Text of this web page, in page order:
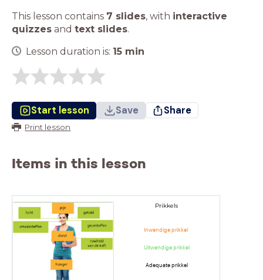
This lesson contains 7 slides, with interactive
quizzes and text slides.
Lesson duration is: 15 min
Start lesson Save Share
Print lesson
Items in this lesson
Prikkels
Inwendige prikkel
Uitwendige prikkel
Adequate prikkel